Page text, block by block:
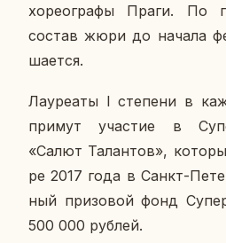
хо­рео­гра­фы Праги. По
состав жюри до начала
ша­ет­ся.
Ла­у­ре­а­ты I сте­пе­ни в
примут уча­стие в
«Салют Та­лан­тов»,
ре 2017 года в Санкт-
ный при­зо­вой фонд
500 000 рублей.